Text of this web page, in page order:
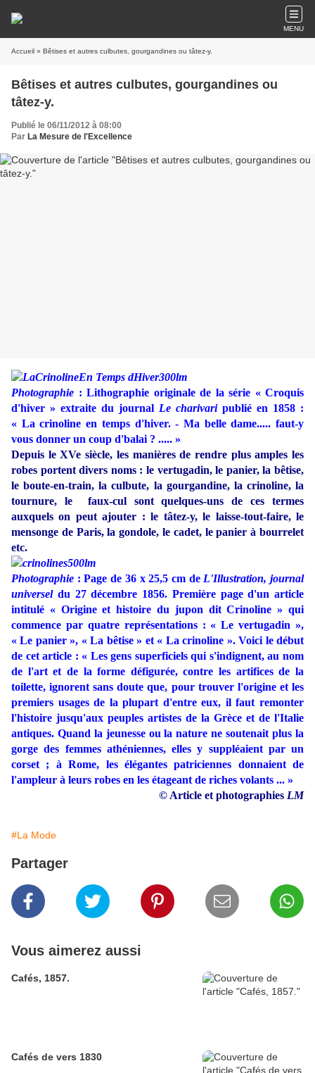
MENU
Accueil » Bêtises et autres culbutes, gourgandines ou tâtez-y.
Bêtises et autres culbutes, gourgandines ou
tâtez-y.
Publié le 06/11/2012 à 08:00
Par La Mesure de l'Excellence
Photographie : Lithographie originale de la série « Croquis
d'hiver » extraite du journal Le charivaripublié en 1858 :
« La crinoline en temps d'hiver. - Ma belle dame..... faut-y
vous donner un coup d'balai ? ..... »
Depuis le XVe siècle, les manières de rendre plus amples les
robes portent divers noms : le vertugadin, le panier, la bêtise,
le boute-en-train, la culbute, la gourgandine, la crinoline, la
tournure, le faux-cul sont quelques-uns de ces termes
auxquels on peut ajouter : le tâtez-y, le laisse-tout-faire, le
mensonge de Paris, la gondole, le cadet, le panier à bourrelet
etc.
Photographie : Page de 36 x 25,5 cm de L'Illustration, journal
universeldu 27 décembre 1856. Première page d'un article
intitulé « Origine et histoire du jupon dit Crinoline » qui
commence par quatre représentations : « Le vertugadin »,
« Le panier », « La bêtise » et « La crinoline ». Voici le début
de cet article : « Les gens superficiels qui s'indignent, au nom
de l'art et de la forme défigurée, contre les artifices de la
toilette, ignorent sans doute que, pour trouver l'origine et les
premiers usages de la plupart d'entre eux, il faut remonter
l'histoire jusqu'aux peuples artistes de la Grèce et de l'Italie
antiques. Quand la jeunesse ou la nature ne soutenait plus la
gorge des femmes athéniennes, elles y suppléaient par un
corset ; à Rome, les élégantes patriciennes donnaient de
l'ampleur à leurs robes en les étageant de riches volants ... »
© Article et photographies LM
#La Mode
Partager
Vous aimerez aussi
Cafés, 1857.
Cafés de vers 1830